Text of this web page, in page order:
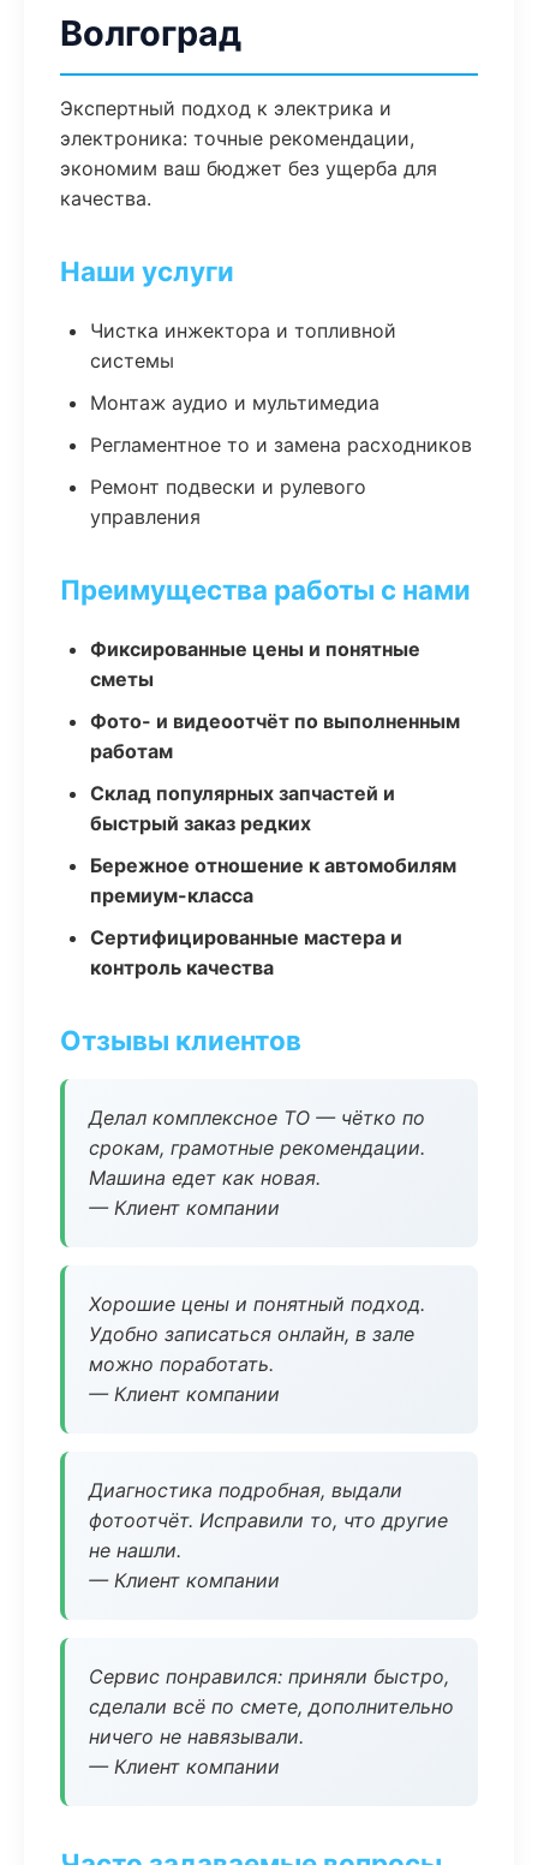
Волгоград
Экспертный подход к электрика и
электроника: точные рекомендации,
экономим ваш бюджет без ущерба для
качества.
Наши услуги
Чистка инжектора и топливной
системы
Монтаж аудио и мультимедиа
Регламентное то и замена расходников
Ремонт подвески и рулевого
управления
Преимущества работы с нами
Фиксированные цены и понятные
сметы
Фото- и видеоотчёт по выполненным
работам
Склад популярных запчастей и
быстрый заказ редких
Бережное отношение к автомобилям
премиум-класса
Сертифицированные мастера и
контроль качества
Отзывы клиентов
Делал комплексное ТО — чётко по
срокам, грамотные рекомендации.
Машина едет как новая.
— Клиент компании
Хорошие цены и понятный подход.
Удобно записаться онлайн, в зале
можно поработать.
— Клиент компании
Диагностика подробная, выдали
фотоотчёт. Исправили то, что другие
не нашли.
— Клиент компании
Сервис понравился: приняли быстро,
сделали всё по смете, дополнительно
ничего не навязывали.
— Клиент компании